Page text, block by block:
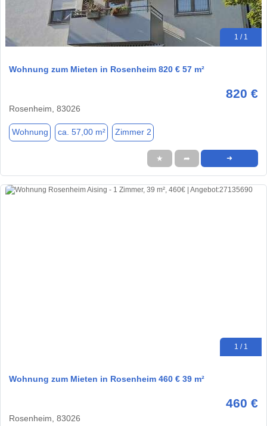
1 / 1
Wohnung zum Mieten in Rosenheim 820 € 57 m²
820 €
Rosenheim, 83026
Wohnung ca. 57,00 m² Zimmer 2
★ ➦ ➜
1 / 1
Wohnung zum Mieten in Rosenheim 460 € 39 m²
460 €
Rosenheim, 83026